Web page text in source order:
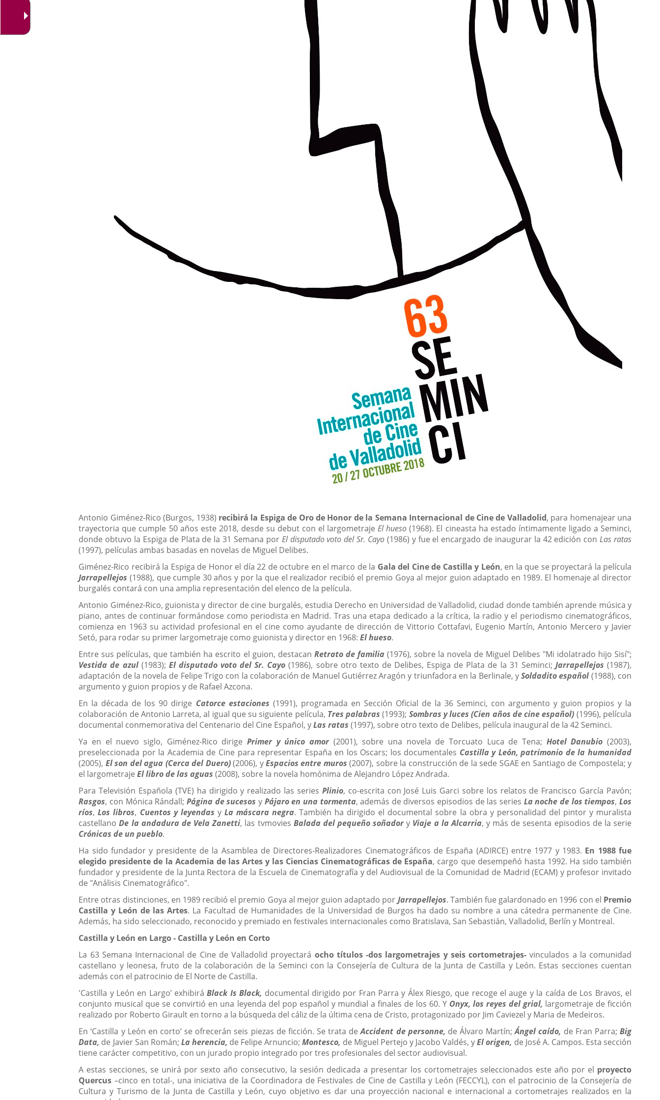
Descripción
Antonio Giménez-Rico (Burgos, 1938) recibirá la Espiga de Oro de Honor de la Semana Internacional de Cine de Valladolid, para homenajear una
trayectoria que cumple 50 años este 2018, desde su debut con el largometrajeEl hueso (1968). El cineasta ha estado íntimamente ligado a Seminci,
donde obtuvo la Espiga de Plata de la 31 Semana por El disputado voto del Sr. Cayo(1986) y fue el encargado de inaugurar la 42 edición conLas ratas
(1997), películas ambas basadas en novelas de Miguel Delibes.
Giménez-Rico recibirá la Espiga de Honor el día 22 de octubre en el marco de la Gala del Cine de Castilla y León, en la que se proyectará la película
Jarrapellejos (1988), que cumple 30 años y por la que el realizador recibió el premio Goya al mejor guion adaptado en 1989. El homenaje al director
burgalés contará con una amplia representación del elenco de la película.
Antonio Giménez-Rico, guionista y director de cine burgalés, estudia Derecho en Universidad de Valladolid, ciudad donde también aprende música y
piano, antes de continuar formándose como periodista en Madrid. Tras una etapa dedicado a la crítica, la radio y el periodismo cinematográficos,
comienza en 1963 su actividad profesional en el cine como ayudante de dirección de Vittorio Cottafavi, Eugenio Martín, Antonio Mercero y Javier
Setó, para rodar su primer largometraje como guionista y director en 1968:El hueso.
Entre sus películas, que también ha escrito el guion, destacan Retrato de familia (1976), sobre la novela de Miguel Delibes "Mi idolatrado hijo Sisí";
Vestida de azul(1983); El disputado voto del Sr. Cayo (1986), sobre otro texto de Delibes, Espiga de Plata de la 31 Seminci; Jarrapellejos (1987),
adaptación de la novela de Felipe Trigo con la colaboración de Manuel Gutiérrez Aragón y triunfadora en la Berlinale, ySoldadito español (1988), con
argumento y guion propios y de Rafael Azcona.
En la década de los 90 dirige Catorce estaciones (1991), programada en Sección Oficial de la 36 Seminci, con argumento y guion propios y la
colaboración de Antonio Larreta, al igual que su siguiente película, Tres palabras (1993); Sombras y luces (Cien años de cine español) (1996), película
documental conmemorativa del Centenario del Cine Español, yLas ratas (1997), sobre otro texto de Delibes, película inaugural de la 42 Seminci.
Ya en el nuevo siglo, Giménez-Rico dirige Primer y único amor(2001), sobre una novela de Torcuato Luca de Tena; Hotel Danubio (2003),
preseleccionada por la Academia de Cine para representar España en los Oscars; los documentales Castilla y León, patrimonio de la humanidad
(2005), El son del agua (Cerca del Duero)(2006), yEspacios entre muros (2007), sobre la construcción de la sede SGAE en Santiago de Compostela; y
el largometrajeEl libro de las aguas (2008), sobre la novela homónima de Alejandro López Andrada.
Para Televisión Española (TVE) ha dirigido y realizado las series Plinio, co-escrita con José Luis Garci sobre los relatos de Francisco García Pavón;
Rasgos, con Mónica Rándall; Página de sucesos y Pájaro en una tormenta, además de diversos episodios de las series La noche de los tiempos,Los
ríos,Los libros, Cuentos y leyendas y La máscara negra. También ha dirigido el documental sobre la obra y personalidad del pintor y muralista
castellanoDe la andadura de Vela Zanetti, las tvmovies Balada del pequeño soñadory Viaje a la Alcarria, y más de sesenta episodios de la serie
Crónicas de un pueblo.
Ha sido fundador y presidente de la Asamblea de Directores-Realizadores Cinematográficos de España (ADIRCE) entre 1977 y 1983. En 1988 fue
elegido presidente de la Academia de las Artes y las Ciencias Cinematográficas de España, cargo que desempeñó hasta 1992. Ha sido también
fundador y presidente de la Junta Rectora de la Escuela de Cinematografía y del Audiovisual de la Comunidad de Madrid (ECAM) y profesor invitado
de "Análisis Cinematográfico".
Entre otras distinciones, en 1989 recibió el premio Goya al mejor guion adaptado por Jarrapellejos. También fue galardonado en 1996 con el Premio
Castilla y León de las Artes. La Facultad de Humanidades de la Universidad de Burgos ha dado su nombre a una cátedra permanente de Cine.
Además, ha sido seleccionado, reconocido y premiado en festivales internacionales como Bratislava, San Sebastián, Valladolid, Berlín y Montreal.
Castilla y León en Largo - Castilla y León en Corto
La 63 Semana Internacional de Cine de Valladolid proyectará ocho títulos -dos largometrajes y seis cortometrajes- vinculados a la comunidad
castellano y leonesa, fruto de la colaboración de la Seminci con la Consejería de Cultura de la Junta de Castilla y León. Estas secciones cuentan
además con el patrocinio de El Norte de Castilla.
'Castilla y León en Largo’ exhibiráBlack Is Black, documental dirigido por Fran Parra y Álex Riesgo, que recoge el auge y la caída de Los Bravos, el
conjunto musical que se convirtió en una leyenda del pop español y mundial a finales de los 60. Y Onyx, los reyes del grial, largometraje de ficción
realizado por Roberto Girault en torno a la búsqueda del cáliz de la última cena de Cristo, protagonizado por Jim Caviezel y Maria de Medeiros.
En ‘Castilla y León en corto’ se ofrecerán seis piezas de ficción. Se trata deAccident de personne, de Álvaro Martín;Ángel caído, de Fran Parra; Big
Data, de Javier San Román; La herencia, de Felipe Arnuncio;Montesco, de Miguel Pertejo y Jacobo Valdés, yEl origen, de José A. Campos. Esta sección
tiene carácter competitivo, con un jurado propio integrado por tres profesionales del sector audiovisual.
A estas secciones, se unirá por sexto año consecutivo, la sesión dedicada a presentar los cortometrajes seleccionados este año por el proyecto
Quercus –cinco en total-, una iniciativa de la Coordinadora de Festivales de Cine de Castilla y León (FECCYL), con el patrocinio de la Consejería de
Cultura y Turismo de la Junta de Castilla y León, cuyo objetivo es dar una proyección nacional e internacional a cortometrajes realizados en la